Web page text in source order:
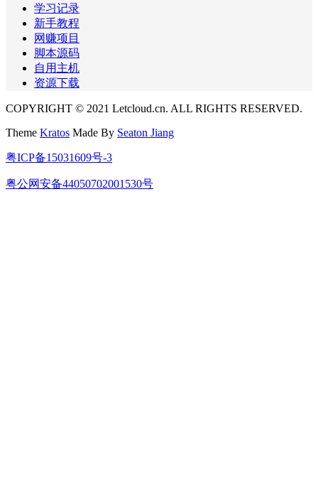
学习记录
新手教程
网赚项目
脚本源码
自用主机
资源下载
COPYRIGHT © 2021 Letcloud.cn. ALL RIGHTS RESERVED.
Theme Kratos Made By Seaton Jiang
粤ICP备15031609号-3
粤公网安备44050702001530号